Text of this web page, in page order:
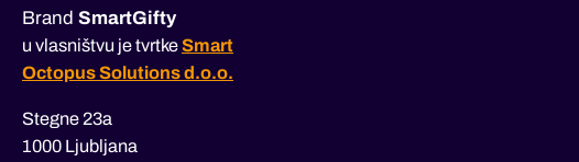
Brand SmartGifty
u vlasništvu je tvrtkeSmart
Octopus Solutions d.o.o.
Stegne 23a
1000 Ljubljana